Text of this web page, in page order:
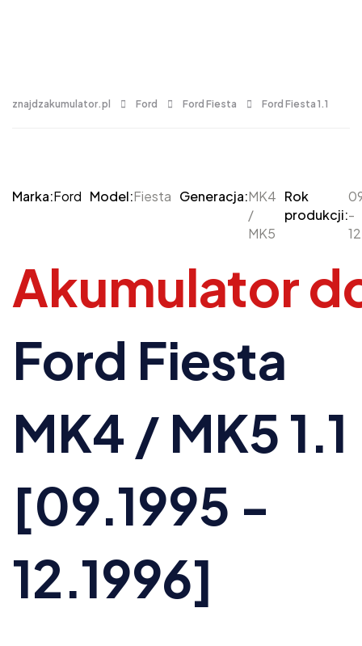
znajdzakumulator.pl Ford Ford Fiesta Ford Fiesta 1.1
Marka:Ford Model:Fiesta Generacja:MK4
/
MK5
Rok
produkcji:-
Akumulator
Ford Fiesta
MK4 / MK5 1.1
[09.1995 -
12.1996]